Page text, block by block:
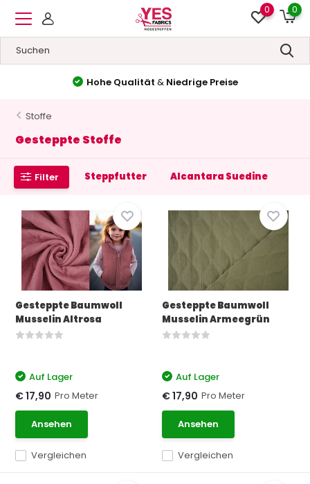
0 0
Hohe Qualität & Niedrige Preise
Stoffe
Gesteppte Stoffe
Filter Steppfutter Alcantara Suedine
Gesteppte Baumwoll
Musselin Altrosa
Vergleichen
Auf Lager
€ 17,90 Pro Meter
Ansehen
Gesteppte Baumwoll
Musselin Armeegrün
Vergleichen
Auf Lager
€ 17,90 Pro Meter
Ansehen